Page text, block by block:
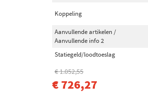
Koppeling
Aanvullende artikelen /
Aanvullende info 2
Statiegeld/loodtoeslag
€ 1.052,55
€ 726,27